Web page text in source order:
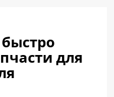
быстро
для